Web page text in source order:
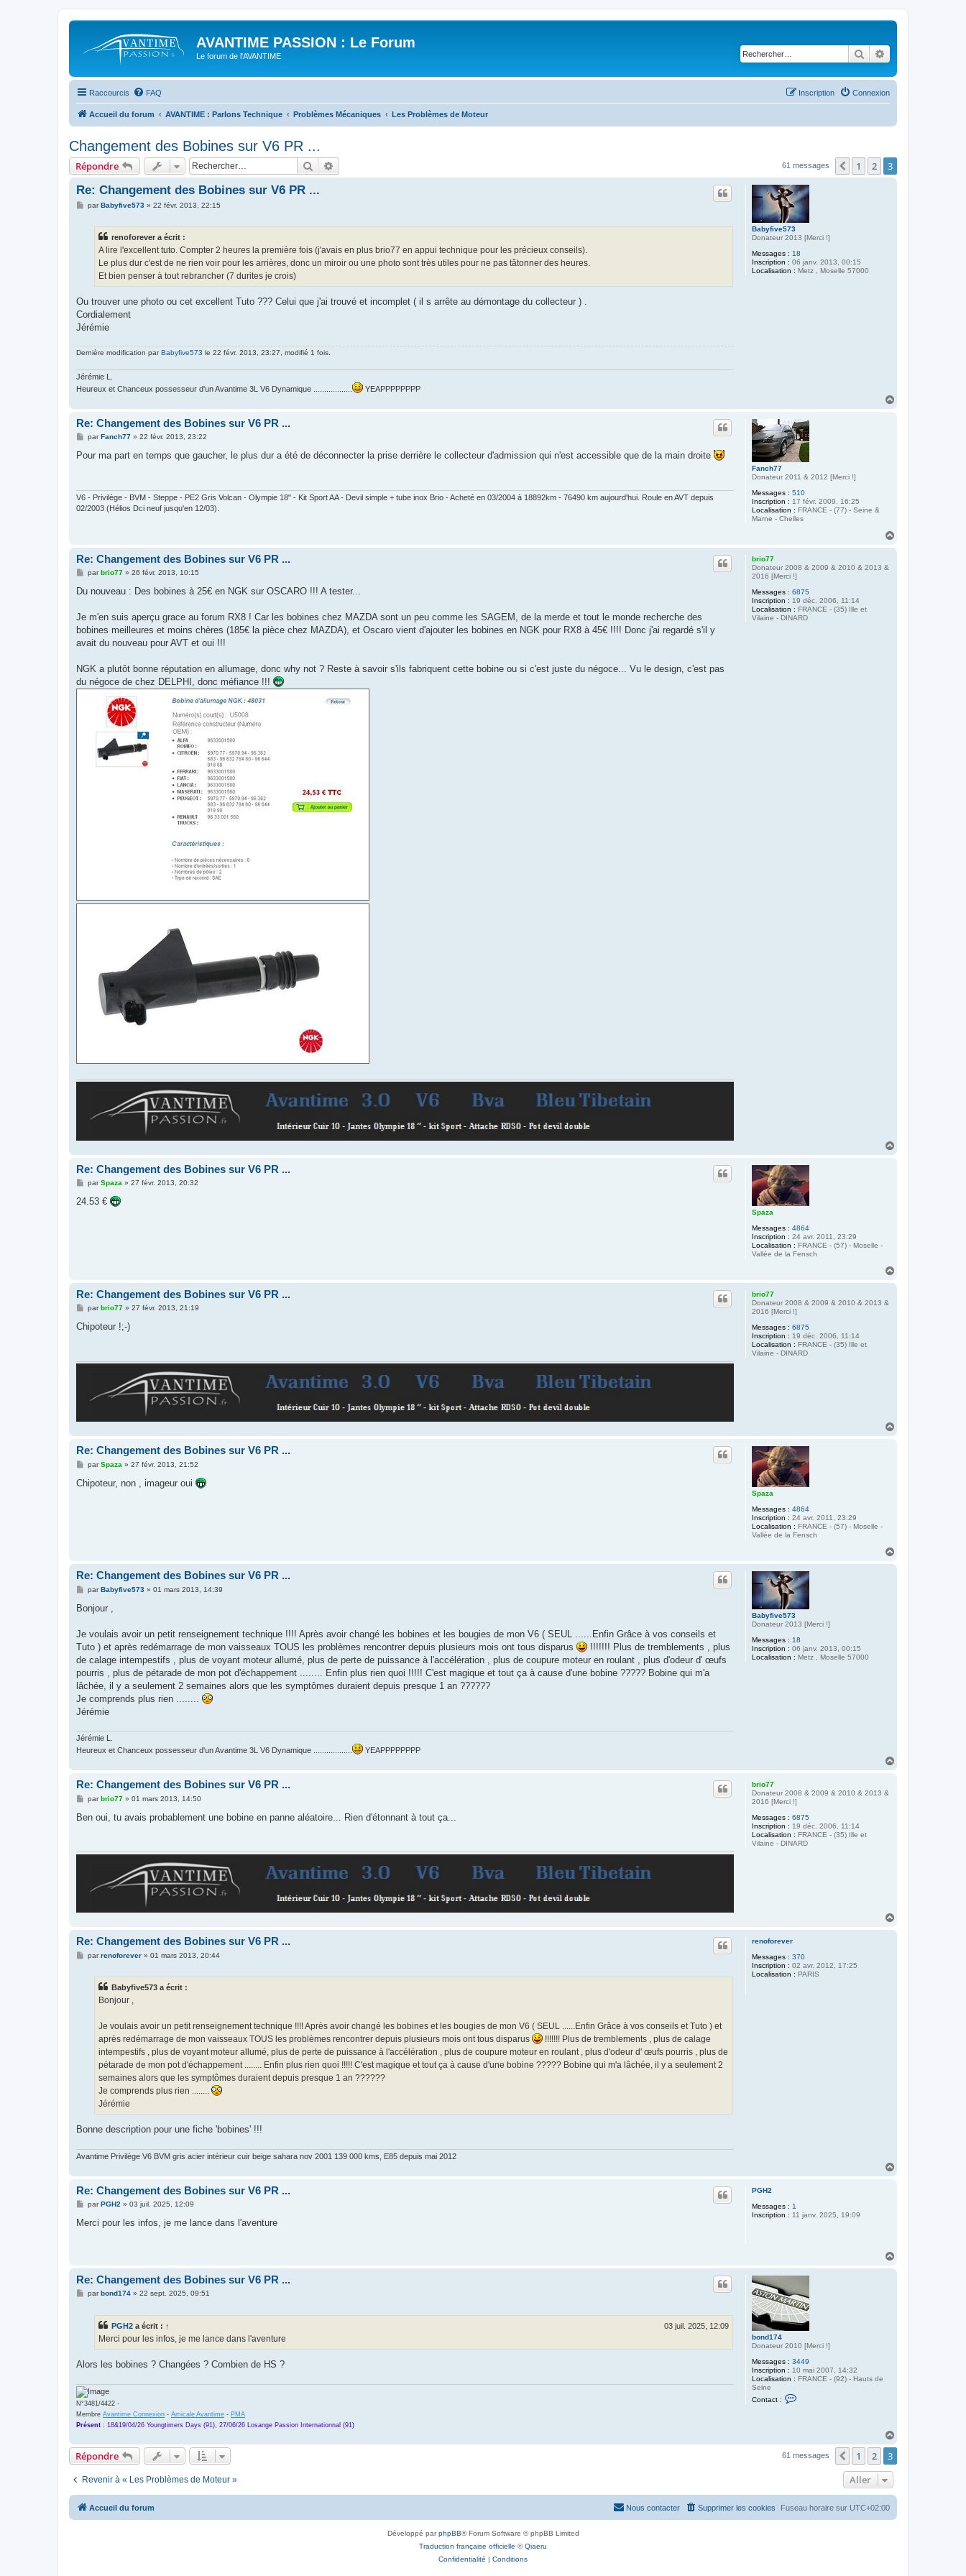
AVANTIME PASSION : Le Forum
Le forum de l'AVANTIME Rechercher
Raccourcis FAQ Connexion
Inscription
Accueil du forum AVANTIME : Parlons Technique Problèmes Mécaniques Les Problèmes de Moteur
Changement des Bobines sur V6 PR ...
Répondre Rechercher 61 messages Précédent
1 2 3
Babyfive573
Donateur 2013 [Merci !]
Messages : 18
Inscription : 06 janv. 2013, 00:15
Localisation : Metz , Moselle 57000
Re: Changement des Bobines sur V6 PR ...
MparBabyfive573» 22 févr. 2013, 22:15
renoforever a écrit :
A lire l'excellent tuto. Compter 2 heures la première fois (j'avais en plus brio77 en appui technique pour les précieux conseils).
Le plus dur c'est de ne rien voir pour les arrières, donc un miroir ou une photo sont très utiles pour ne pas tâtonner des heures.
Et bien penser à tout rebrancher (7 durites je crois)
Ou trouver une photo ou cet excellent Tuto ??? Celui que j'ai trouvé et incomplet ( il s arrête au démontage du collecteur ) .
Cordialement
Jérémie
Dernière modification parBabyfive573 le 22 févr. 2013, 23:27, modifié 1 fois.
Jérémie L.
Heureux et Chanceux possesseur d'un Avantime 3L V6 Dynamique ..................
YEAPPPPPPPP
Fanch77
Donateur 2011 & 2012 [Merci !]
Messages : 510
Inscription : 17 févr. 2009, 16:25
Localisation : FRANCE - (77) - Seine &
Marne - Chelles
Re: Changement des Bobines sur V6 PR ...
M
s
par Fanch77» 22 févr. 2013, 23:22
Pour ma part en temps que gaucher, le plus dur a été de déconnecter la prise derrière le collecteur d'admission qui n'est accessible que de la main droite
V6 - Privilège - BVM - Steppe - PE2 Gris Volcan - Olympie 18" - Kit Sport AA - Devil simple + tube inox Brio - Acheté en 03/2004 à 18892km - 76490 km aujourd'hui. Roule en AVT depuis
02/2003 (Hélios Dci neuf jusqu'en 12/03).
brio77
Donateur 2008 & 2009 & 2010 & 2013 &
2016 [Merci !]
Messages : 6875
Inscription : 19 déc. 2006, 11:14
Localisation : FRANCE - (35) Ille et
Vilaine - DINARD
Re: Changement des Bobines sur V6 PR ...
M
s
g
par brio77» 26 févr. 2013, 10:15
Du nouveau : Des bobines à 25€ en NGK sur OSCARO !!! A tester...
Je m'en suis aperçu grace au forum RX8 ! Car les bobines chez MAZDA sont un peu comme les SAGEM, de la merde et tout le monde recherche des
bobines meilleures et moins chères (185€ la pièce chez MAZDA), et Oscaro vient d'ajouter les bobines en NGK pour RX8 à 45€ !!!! Donc j'ai regardé s'il y
avait du nouveau pour AVT et oui !!!
NGK a plutôt bonne réputation en allumage, donc why not ? Reste à savoir s'ils fabriquent cette bobine ou si c'est juste du négoce... Vu le design, c'est pas
du négoce de chez DELPHI, donc méfiance !!!
Spaza
Messages : 4864
Inscription : 24 avr. 2011, 23:29
Localisation : FRANCE - (57) - Moselle -
Vallée de la Fensch
Re: Changement des Bobines sur V6 PR ...
M
s
parSpaza » 27 févr. 2013, 20:32
24.53 €
brio77
Donateur 2008 & 2009 & 2010 & 2013 &
2016 [Merci !]
Messages : 6875
Inscription : 19 déc. 2006, 11:14
Localisation : FRANCE - (35) Ille et
Vilaine - DINARD
Re: Changement des Bobines sur V6 PR ...
M
s
parbrio77» 27 févr. 2013, 21:19
Chipoteur !;-)
Spaza
Messages : 4864
Inscription : 24 avr. 2011, 23:29
Localisation : FRANCE - (57) - Moselle -
Vallée de la Fensch
Re: Changement des Bobines sur V6 PR ...
M
s
parSpaza » 27 févr. 2013, 21:52
Chipoteur, non , imageur oui
Babyfive573
Donateur 2013 [Merci !]
Messages : 18
Inscription : 06 janv. 2013, 00:15
Localisation : Metz , Moselle 57000
Re: Changement des Bobines sur V6 PR ...
M
s
g
parBabyfive573» 01 mars 2013, 14:39
Bonjour ,
Je voulais avoir un petit renseignement technique !!!! Après avoir changé les bobines et les bougies de mon V6 ( SEUL ......Enfin Grâce à vos conseils et
Tuto ) et après redémarrage de mon vaisseaux TOUS les problèmes rencontrer depuis plusieurs mois ont tous disparus
!!!!!!! Plus de tremblements , plus
de calage intempestifs , plus de voyant moteur allumé, plus de perte de puissance à l'accélération , plus de coupure moteur en roulant , plus d'odeur d' œufs
pourris , plus de pétarade de mon pot d'échappement ........ Enfin plus rien quoi !!!!! C'est magique et tout ça à cause d'une bobine ????? Bobine qui m'a
lâchée, il y a seulement 2 semaines alors que les symptômes duraient depuis presque 1 an ??????
Je comprends plus rien ........
Jérémie
Jérémie L.
Heureux et Chanceux possesseur d'un Avantime 3L V6 Dynamique ..................
YEAPPPPPPPP
brio77
Donateur 2008 & 2009 & 2010 & 2013 &
2016 [Merci !]
Messages : 6875
Inscription : 19 déc. 2006, 11:14
Localisation : FRANCE - (35) Ille et
Vilaine - DINARD
Re: Changement des Bobines sur V6 PR ...
M
s
parbrio77» 01 mars 2013, 14:50
Ben oui, tu avais probablement une bobine en panne aléatoire... Rien d'étonnant à tout ça...
renoforever
Messages : 370
Inscription : 02 avr. 2012, 17:25
Localisation : PARIS
Re: Changement des Bobines sur V6 PR ...
Mparrenoforever» 01 mars 2013, 20:44
Babyfive573 a écrit :
Bonjour ,
Je voulais avoir un petit renseignement technique !!!! Après avoir changé les bobines et les bougies de mon V6 ( SEUL ......Enfin Grâce à vos conseils et Tuto ) et
après redémarrage de mon vaisseaux TOUS les problèmes rencontrer depuis plusieurs mois ont tous disparus
!!!!!!! Plus de tremblements , plus de calage
intempestifs , plus de voyant moteur allumé, plus de perte de puissance à l'accélération , plus de coupure moteur en roulant , plus d'odeur d' œufs pourris , plus de
pétarade de mon pot d'échappement ........ Enfin plus rien quoi !!!!! C'est magique et tout ça à cause d'une bobine ????? Bobine qui m'a lâchée, il y a seulement 2
semaines alors que les symptômes duraient depuis presque 1 an ??????
Je comprends plus rien ........
Jérémie
Bonne description pour une fiche 'bobines' !!!
Avantime Privilège V6 BVM gris acier intérieur cuir beige sahara nov 2001 139 000 kms, E85 depuis mai 2012
PGH2
Messages : 1
Inscription : 11 janv. 2025, 19:09
Re: Changement des Bobines sur V6 PR ...
M
s
par PGH2» 03 juil. 2025, 12:09
Merci pour les infos, je me lance dans l'aventure
bond174
Donateur 2010 [Merci !]
Messages : 3449
Inscription : 10 mai 2007, 14:32
Localisation : FRANCE - (92) - Hauts de
Seine
Contact :
t
e
1
Re: Changement des Bobines sur V6 PR ...
Mpar bond174» 22 sept. 2025, 09:51
PGH2 a écrit : ↑ 03 juil. 2025, 12:09
Merci pour les infos, je me lance dans l'aventure
Alors les bobines ? Changées ? Combien de HS ?
N°3481/4422 -
Membre Avantime Connexion - Amicale Avantime - PMA
Présent : 18&19/04/26 Youngtimers Days (91), 27/06/26 Losange Passion Internationnal (91)
t
Répondre 61 messages Précédent
1 2 3
Revenir à « Les Problèmes de Moteur » Aller
Accueil du forum Fuseau horaire sur UTC+02:00
Supprimer les cookies
Nous contacter
Développé parphpBB® Forum Software © phpBB Limited
Traduction française officielle ©Qiaeru
Confidentialité | Conditions